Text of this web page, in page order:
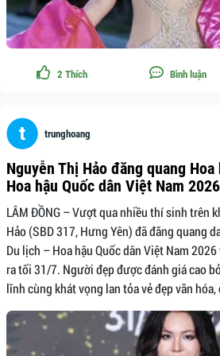
2 Thích Bình luận
trunghoang
Nguyễn Thị Hảo đăng quang
Hoa hậu Quốc dân Việt Nam 2026
LÂM ĐỒNG – Vượt qua nhiều thí sinh trên
Hảo (SBD 317, Hưng Yên) đã đăng quang
Du lịch – Hoa hậu Quốc dân Việt Nam
ra tối 31/7. Người đẹp được đánh giá cao
lĩnh cùng khát vọng lan tỏa vẻ đẹp văn